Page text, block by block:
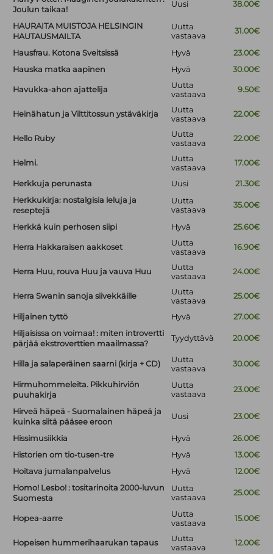
Joulun taikaa!
Uusi 38.00€
HAURAITA MUISTOJA HELSINGIN
HAUTAUSMAILTA
Uutta
vastaava
31.00€
Hausfrau. Kotona Sveitsissä Hyvä
23.00€
Hauska matka aapinen
Hyvä 30.00€
Havukka-ahon ajattelija
Uutta
vastaava
9.50€
Heinähatun ja Vilttitossun ystäväkirja
Uutta
vastaava
22.00€
Hello Ruby
Uutta
vastaava
22.00€
Helmi.
Uutta
vastaava
17.00€
Herkkuja perunasta Uusi
21.30€
Herkkukirja: nostalgisia leluja ja
reseptejä
Uutta
vastaava
35.00€
Herkkä kuin perhosen siipi Hyvä 25.60€
Herra Hakkaraisen aakkoset
Uutta
vastaava
16.90€
Herra Huu, rouva Huu ja vauva Huu
Uutta
vastaava
24.00€
Herra Swanin sanoja siivekkäille
Uutta
vastaava
25.00€
Hiljainen tyttö Hyvä
27.00€
Hiljaisissa on voimaa! : miten introvertti
pärjää ekstroverttien maailmassa?
Tyydyttävä 20.00€
Hilla ja salaperäinen saarni (kirja + CD)
Uutta
vastaava
30.00€
Hirmuhommeleita. Pikkuhirviön
puuhakirja
Uutta
vastaava
23.00€
Hirveä häpeä - Suomalainen häpeä ja
kuinka siitä pääsee eroon
Uusi 23.00€
Hissimusiikkia Hyvä
26.00€
Historien om tio-tusen-tre
Hyvä
13.00€
Hoitava jumalanpalvelus
Hyvä
12.00€
Homo! Lesbo! : tositarinoita 2000-luvun
Suomesta
Uutta
vastaava
25.00€
Hopea-aarre
Uutta
vastaava
15.00€
Hopeisen hummerihaarukan tapaus
Uutta
vastaava
12.00€